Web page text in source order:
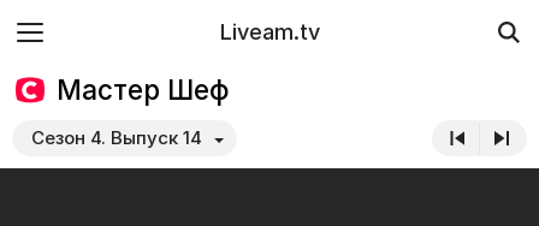
Liveam.tv
Мастер Шеф
Сезон 4. Выпуск 14